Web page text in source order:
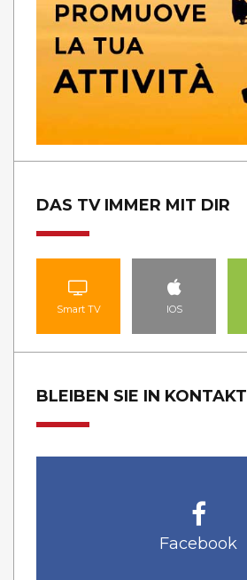
DAS TV IMMER MIT DIR
Smart TV IOS
BLEIBEN SIE IN KONTAKT
Facebook